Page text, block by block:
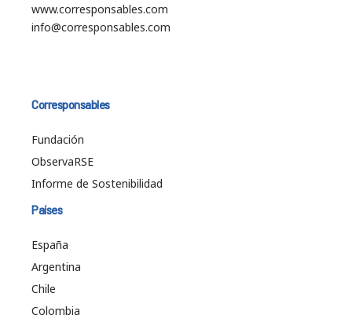
www.corresponsables.com
info@corresponsables.com
Corresponsables
Fundación
ObservaRSE
Informe de Sostenibilidad
Países
España
Argentina
Chile
Colombia